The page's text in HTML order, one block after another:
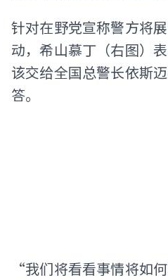
针对在野党宣称警方将
动，希山慕丁（右图）
该交给全国总警长依斯
答。
“我们将看看事情将如